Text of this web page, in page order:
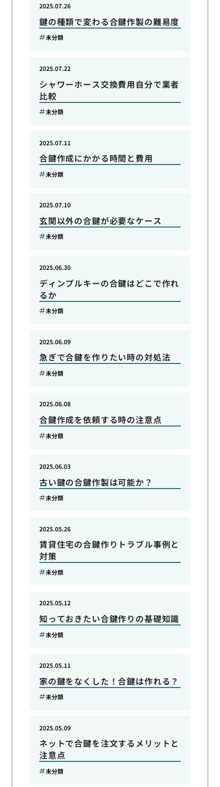
鍵の種類で変わる合鍵作製の難易度
2025.07.26
未分類
シャワーホース交換費用自分で業者
比較
2025.07.22
未分類
合鍵作成にかかる時間と費用
2025.07.11
未分類
玄関以外の合鍵が必要なケース
2025.07.10
未分類
ディンプルキーの合鍵はどこで作れ
るか
2025.06.30
未分類
急ぎで合鍵を作りたい時の対処法
2025.06.09
未分類
合鍵作成を依頼する時の注意点
2025.06.08
未分類
古い鍵の合鍵作製は可能か？
2025.06.03
未分類
賃貸住宅の合鍵作りトラブル事例と
対策
2025.05.26
未分類
知っておきたい合鍵作りの基礎知識
2025.05.12
未分類
家の鍵をなくした！合鍵は作れる？
2025.05.11
未分類
ネットで合鍵を注文するメリットと
注意点
2025.05.09
未分類